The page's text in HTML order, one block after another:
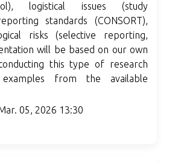
logistical issues (study
standards (CONSORT),
risks (selective reporting,
will be based on our own
this type of research
from the available
05, 2026 13:30